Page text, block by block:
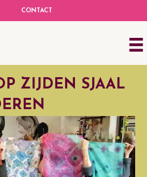
CONTACT
ZIJDEN SJAAL